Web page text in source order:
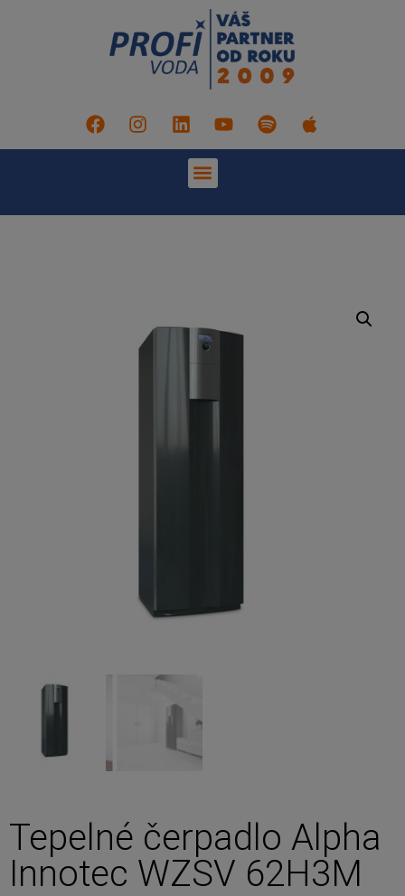
Tepelné čerpadlo Alpha
Innotec WZSV 62H3M